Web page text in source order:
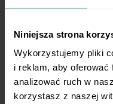
Niniejsza strona
Wykorzystujemy pliki
i reklam, aby oferować
analizować ruch w
korzystasz z naszej
13
Na dnie
14
Układamy
następnie